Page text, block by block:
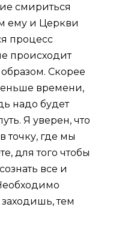
смириться
ему и Церкви
процесс
происходит
Скорее
времени,
надо будет
Я уверен, что
точку, где мы
для того чтобы
все и
тем